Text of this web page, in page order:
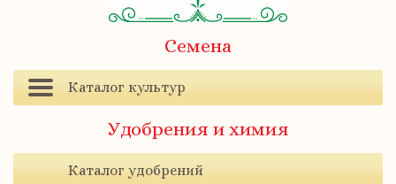
Семена
Каталог культур
Удобрения и химия
Каталог удобрений